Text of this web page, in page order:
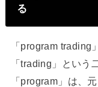
る
「program trading
「trading」という
「program」は、